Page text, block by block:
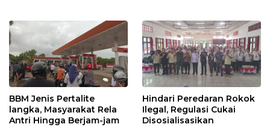
BBM Jenis Pertalite
langka, Masyarakat Rela
Antri Hingga Berjam-jam
Hindari Peredaran Rokok
Ilegal, Regulasi Cukai
Disosialisasikan